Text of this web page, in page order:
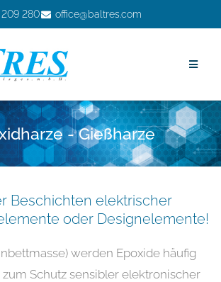
209 280 office@baltres.com
- Gießharze
Beschichten elektrischer
oder Designelemente!
werden Epoxide häufig
Schutz sensibler elektronischer